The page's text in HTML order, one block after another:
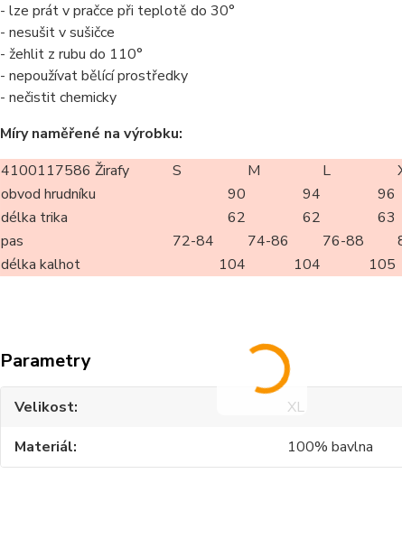
- lze prát v pračce při teplotě do 30°
- nesušit v sušičce
- žehlit z rubu do 110°
- nepoužívat bělící prostředky
- nečistit chemicky
Míry naměřené na výrobku:
4100117586 Žirafy
S M L
obvod hrudníku
90 94 96
délka trika
62 62 63
pas
72-84 74-86 76-88
délka kalhot
104 104 105
Parametry
Velikost
XL
Materiál
100% bavlna